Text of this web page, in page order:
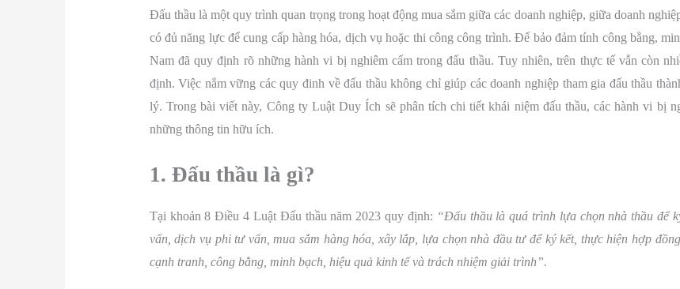
Đấu thầu là một quy trình quan trọng trong hoạt động mua sắm giữa các doanh nghiệp, giữa doanh
có đủ năng lực để cung cấp hàng hóa, dịch vụ hoặc thi công công trình. Để bảo đảm tính công bằng,
Nam đã quy định rõ những hành vi bị nghiêm cấm trong đấu thầu. Tuy nhiên, trên thực tế vẫn còn
định. Việc nắm vững các quy đinh về đấu thầu không chỉ giúp các doanh nghiệp tham gia đấu thầu
lý. Trong bài viết này, Công ty Luật Duy Ích sẽ phân tích chi tiết khái niệm đấu thầu, các hành vi bị
những thông tin hữu ích.
1. Đấu thầu là gì?
Tại khoản 8 Điều 4 Luật Đấu thầu năm 2023 quy định: “Đấu thầu là quá trình lựa chọn nhà thầu để
vấn, dịch vụ phi tư vấn, mua sắm hàng hóa, xây lắp, lựa chọn nhà đầu tư để ký kết, thực hiện hợp
cạnh tranh, công bằng, minh bạch, hiệu quả kinh tế và trách nhiệm giải trình”.